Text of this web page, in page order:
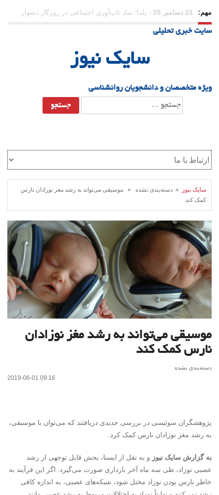
مهم: 31 دسامبر 25 - وقتی بزرگ می‌شویم بیشتر به «دوست» احتیاج
داریم؟
سایت خبری تحلیلی
سایک نیوز
ویژه متخصصان و دانشجویان روانشناسی
جستجو
برای:
سایک نیوز
» دسته‌بندی نشده » موسیقی می‌تواند به رشد مغز نوزادان نارس
کمک کند
موسیقی می‌تواند به رشد مغز نوزادان
نارس کمک کند
دسته‌بندی نشده
2019-06-01 09:16
پژوهشگران سوئیسی در بررسی جدیدی دریافتند که می‌توان با موسیقی،
به رشد مغز نوزادان نارس کمک کرد.
به گزارش سایک نیوز و به نقل از ایسنا، بخش قابل توجهی از رشد
عصبی نوزاد، طی سه ماه آخر بارداری صورت می‌گیرد. اگر این فرآیند به
خاطر نارس بودن نوزاد مختل شود، شبکه‌های عصبی، به اندازه کافی